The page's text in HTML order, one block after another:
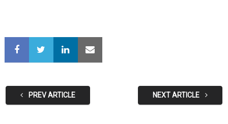
PREV ARTICLE NEXT ARTICLE